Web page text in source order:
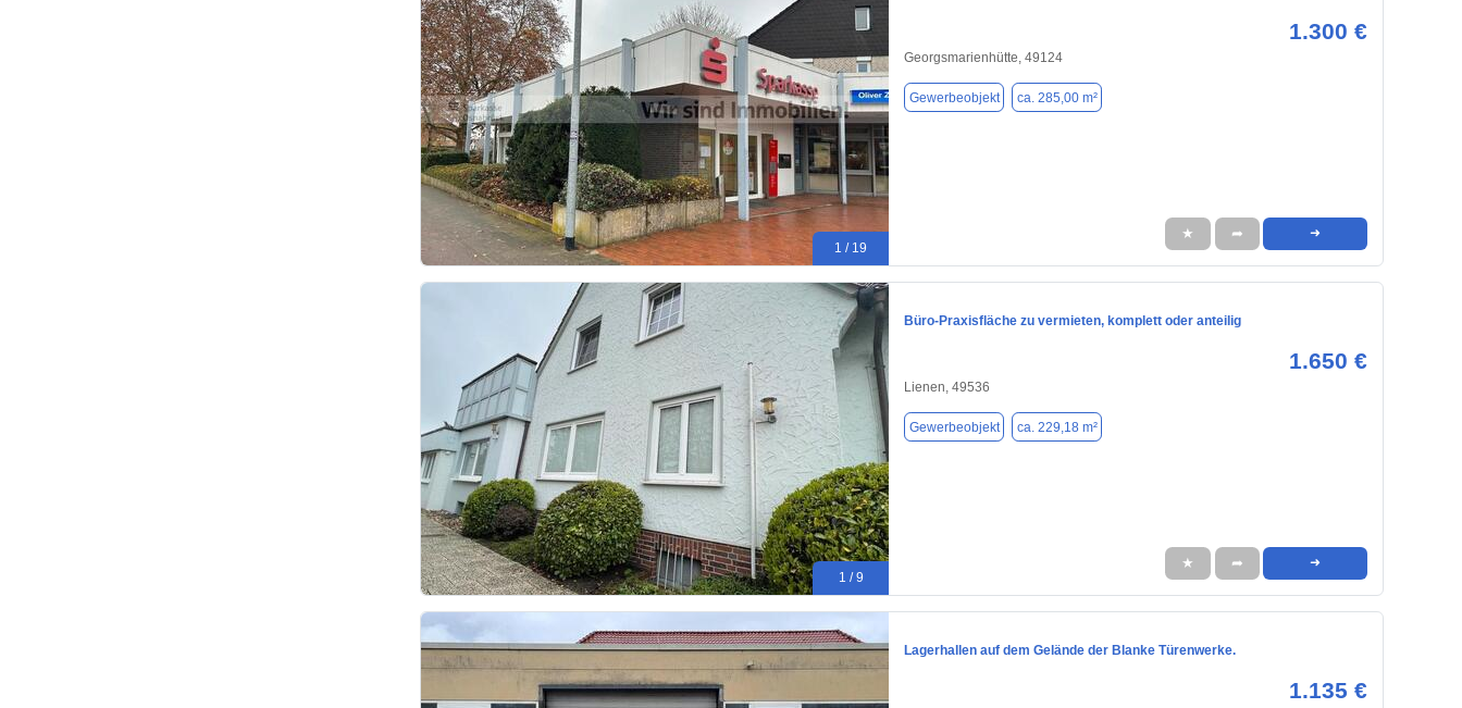
1 / 19
1.300 €
Georgsmarienhütte, 49124
Gewerbeobjekt ca. 285,00 m²
★ ➦ ➜
1 / 9
Büro-Praxisfläche zu vermieten, komplett oder anteilig
1.650 €
Lienen, 49536
Gewerbeobjekt ca. 229,18 m²
★ ➦ ➜
Lagerhallen auf dem Gelände der Blanke Türenwerke.
1.135 €